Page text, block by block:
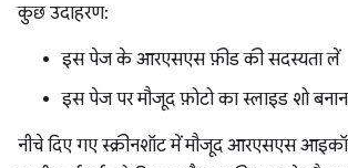
कुछ उदाहरण:
इस पेज के आरएसएस फ़ीड की सदस्यता लें
इस पेज पर मौजूद फ़ोटो का स्लाइड शो
नीचे दिए गए स्क्रीनशॉट में मौजूद आरएसएस